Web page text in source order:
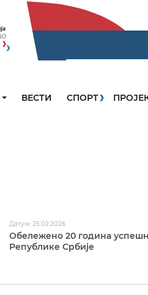
ВЕСТИ СПОРТ
Датум: 25.02.2026
Обележено 20 година
Републике Србије